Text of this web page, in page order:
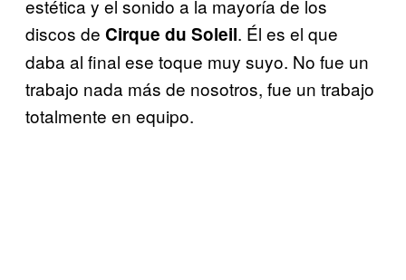
estética y el sonido a la mayoría de los
discos de Cirque du Soleil. Él es el que
daba al final ese toque muy suyo. No fue un
trabajo nada más de nosotros, fue un trabajo
totalmente en equipo.